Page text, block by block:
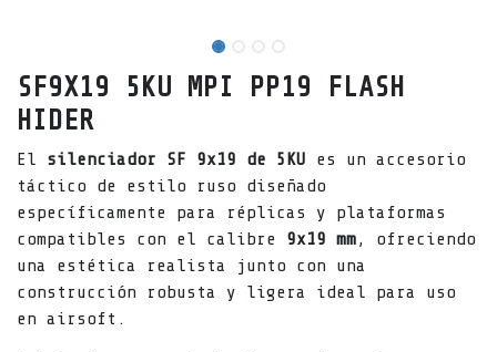
SF9X19 5KU MPI PP19 FLASH
HIDER
El silenciador SF 9x19 de 5KU es un accesorio
táctico de estilo ruso diseñado
específicamente para réplicas y plataformas
compatibles con el calibre 9x19 mm, ofreciendo
una estética realista junto con una
construcción robusta y ligera ideal para uso
en airsoft.